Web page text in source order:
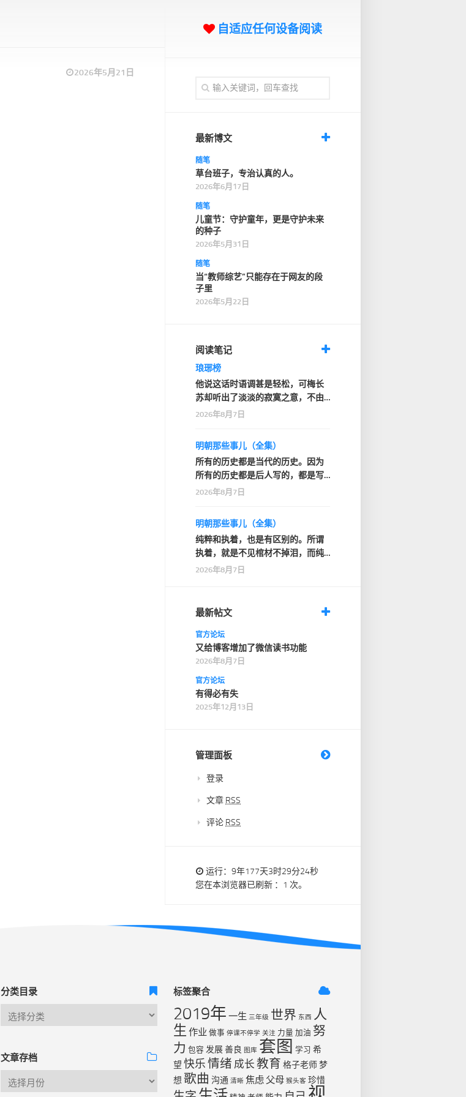
2026年5月21日
自适应任何设备阅读
最新博文
随笔
草台班子，专治认真的人。
2026年6月17日
随笔
儿童节：守护童年，更是守护未来
的种子
2026年5月31日
随笔
当“教师综艺”只能存在于网友的段
子里
2026年5月22日
阅读笔记
琅琊榜
他说这话时语调甚是轻松，可梅长
苏却听出了淡淡的寂寞之意，不由
深深看了他一眼
2026年8月7日
明朝那些事儿（全集）
所有的历史都是当代的历史。因为
所有的历史都是后人写的，都是写
的人的那个时代的感…
2026年8月7日
明朝那些事儿（全集）
纯粹和执着，也是有区别的。所谓
执着，就是不见棺材不掉泪，而纯
粹，是见了棺材，也…
2026年8月7日
最新帖文
官方论坛
又给博客增加了微信读书功能
2026年8月7日
官方论坛
有得必有失
2025年12月13日
管理面板
登录
文章 RSS
评论 RSS
运行：9年177天3时29分24秒
您在本浏览器已刷新 ：1 次。
分类目录
文章存档
标签聚合
2019年 一生 三年级 世界 东西 人
生 作业 做事 停课不停学 关注 力量 加油 努
力 包容 发展善良 图库 套图 学习 希
望 快乐情绪 成长 教育 格子老师梦
想 歌曲 沟通 清晰 焦虑 父母 猴头客 珍惜